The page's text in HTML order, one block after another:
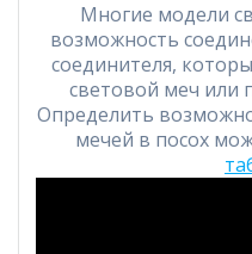
Многие модели
возможность
соединителя,
световой меч или
Определить
мечей в посох